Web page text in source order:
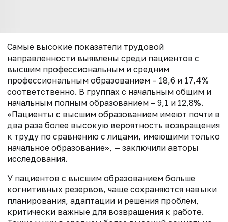
Самые высокие показатели трудовой
направленности выявлены среди пациентов с
высшим профессиональным и средним
профессиональным образованием – 18,6 и 17,4%
соответственно. В группах с начальным общим и
начальным полным образованием – 9,1 и 12,8%.
«Пациенты с высшим образованием имеют почти в
два раза более высокую вероятность возвращения
к труду по сравнению с лицами, имеющими только
начальное образование», — заключили авторы
исследования.
У пациентов с высшим образованием больше
когнитивных резервов, чаще сохраняются навыки
планирования, адаптации и решения проблем,
критически важные для возвращения к работе.